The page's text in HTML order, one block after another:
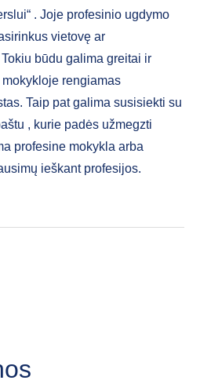
. Joje profesinio ugdymo
vietovę ar
būdu galima greitai ir
rengiamas
Taip pat galima susisiekti su
, kurie padės užmegzti
profesine mokykla arba
ieškant profesijos.